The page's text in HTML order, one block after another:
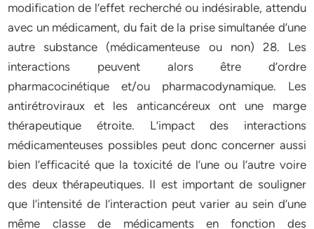
modification de l’effet recherché ou indésirable, attendu
avec un médicament, du fait de la prise simultanée d’une
autre substance (médicamenteuse ou non) 28. Les
interactions peuvent alors être d’ordre
pharmacocinétique et/ou pharmacodynamique. Les
antirétroviraux et les anticancéreux ont une marge
thérapeutique étroite. L’impact des interactions
médicamenteuses possibles peut donc concerner aussi
bien l’efficacité que la toxicité de l’une ou l’autre voire
des deux thérapeutiques. Il est important de souligner
que l’intensité de l’interaction peut varier au sein d’une
même classe de médicaments en fonction des